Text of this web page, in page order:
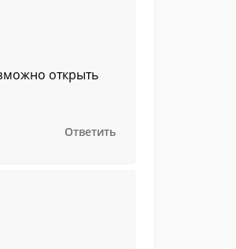
открыть
Ответить